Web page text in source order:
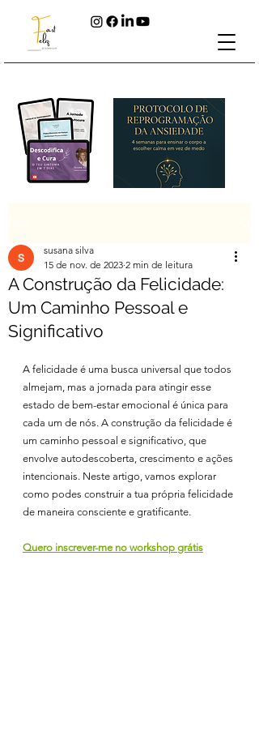
A Construção da Felicidade:
Um Caminho Pessoal e
Significativo
susana silva
15 de nov. de 2023 2 min de leitura
A felicidade é uma busca universal que todos
almejam, mas a jornada para atingir esse
estado de bem-estar emocional é única para
cada um de nós. A construção da felicidade é
um caminho pessoal e significativo, que
envolve autodescoberta, crescimento e ações
intencionais. Neste artigo, vamos explorar
como podes construir a tua própria felicidade
de maneira consciente e gratificante.
Quero inscrever-me no workshop grátis